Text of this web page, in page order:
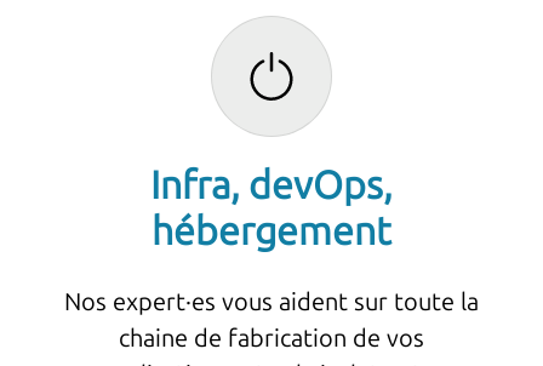
Infra, devOps,
hébergement
Nos expert·es vous aident sur toute la
chaine de fabrication de vos